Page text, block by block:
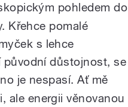
pohledem do
Křehce pomalé
s lehce
původní důstojnost, se
je nespasí. Ať mě
ale energii věnovanou